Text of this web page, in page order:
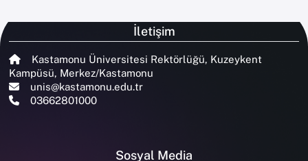
İletişim
Kastamonu Üniversitesi Rektörlüğü, Kuzeykent
Kampüsü, Merkez/Kastamonu
unis@kastamonu.edu.tr
03662801000
Sosyal Media